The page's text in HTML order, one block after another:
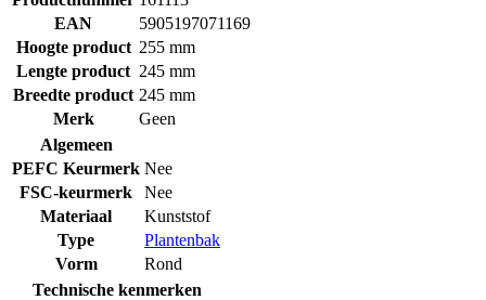
EAN
5905197071169
Hoogte product 255 mm
Lengte product 245 mm
Breedte product 245 mm
Merk
Geen
Algemeen
PEFC Keurmerk Nee
FSC-keurmerk
Nee
Materiaal
Kunststof
Type
Plantenbak
Vorm
Rond
Technische kenmerken